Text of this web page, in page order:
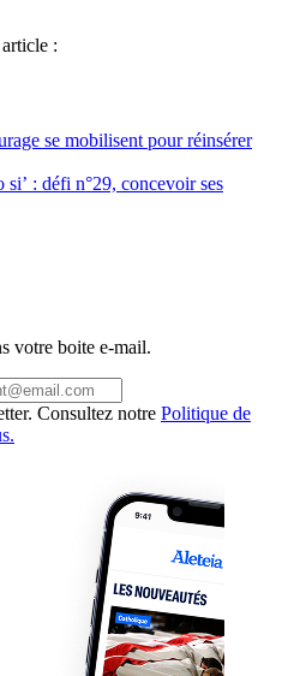
:
se mobilisent pour réinsérer
: défi n°29, concevoir ses
votre boite e-mail.
Consultez notre Politique de